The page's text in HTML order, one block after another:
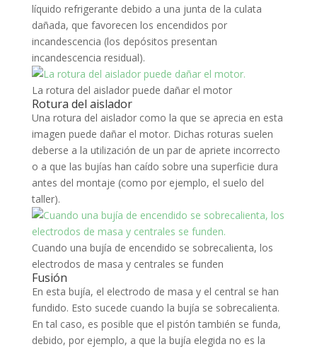
líquido refrigerante debido a una junta de la culata
dañada, que favorecen los encendidos por
incandescencia (los depósitos presentan
incandescencia residual).
La rotura del aislador puede dañar el motor
Rotura del aislador
Una rotura del aislador como la que se aprecia en esta
imagen puede dañar el motor. Dichas roturas suelen
deberse a la utilización de un par de apriete incorrecto
o a que las bujías han caído sobre una superficie dura
antes del montaje (como por ejemplo, el suelo del
taller).
Cuando una bujía de encendido se sobrecalienta, los
electrodos de masa y centrales se funden
Fusión
En esta bujía, el electrodo de masa y el central se han
fundido. Esto sucede cuando la bujía se sobrecalienta.
En tal caso, es posible que el pistón también se funda,
debido, por ejemplo, a que la bujía elegida no es la